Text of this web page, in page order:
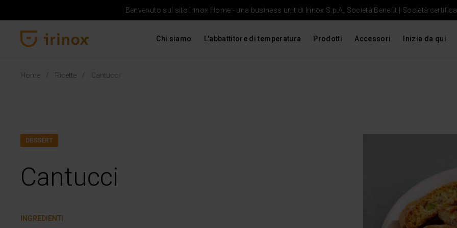
Benvenuto sul sito Irinox Home - una business unit di Irinox S.p.A, Società Benefit | Società
Chi siamo L'abbattitore di temperatura Prodotti Accessori Inizia da qui
Home Ricette Cantucci
DESSERT
Cantucci
INGREDIENTI